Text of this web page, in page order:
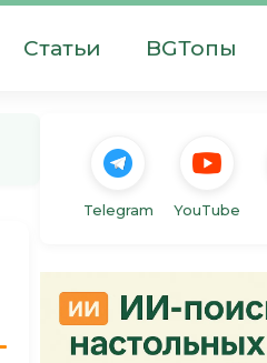
Статьи BGТопы
Telegram YouTube